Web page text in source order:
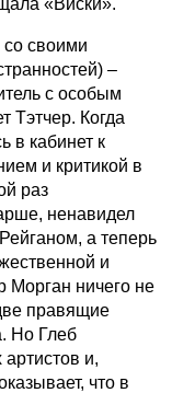
своими
–
с особым
Тэтчер. Когда
в кабинет к
и критикой в
раз
ненавидел
а теперь
и
Морган ничего не
правящие
Но Глеб
и,
что в